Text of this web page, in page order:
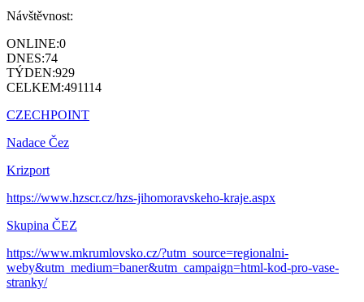
Návštěvnost:
ONLINE:0
DNES:74
TÝDEN:929
CELKEM:491114
CZECHPOINT
Nadace Čez
Krizport
https://www.hzscr.cz/hzs-jihomoravskeho-kraje.aspx
Skupina ČEZ
https://www.mkrumlovsko.cz/?utm_source=regionalni-
weby&utm_medium=baner&utm_campaign=html-kod-pro-vase-
stranky/